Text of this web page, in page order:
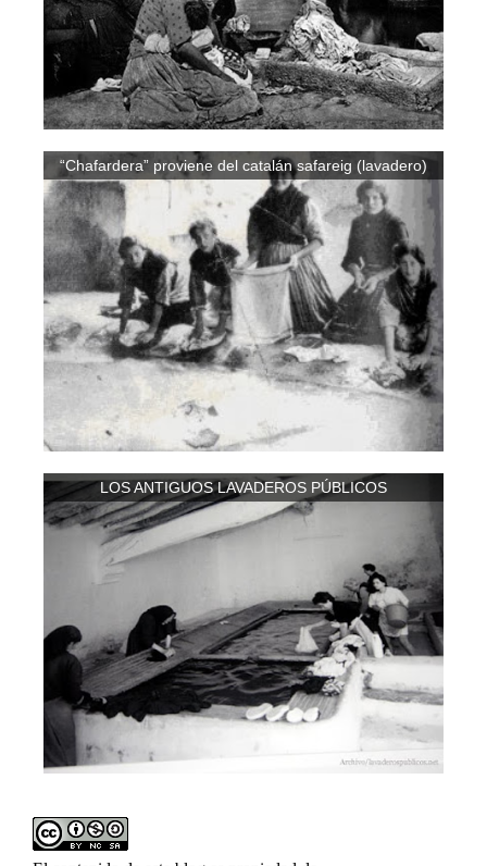
“Chafardera” proviene del catalán safareig (lavadero)
LOS ANTIGUOS LAVADEROS PÚBLICOS